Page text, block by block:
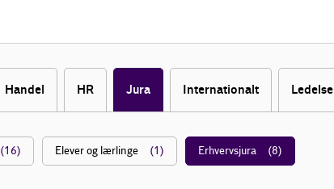
Handel HR Jura Internationalt Ledelse
(16) Elever og lærlinge (1) Erhvervsjura (8)